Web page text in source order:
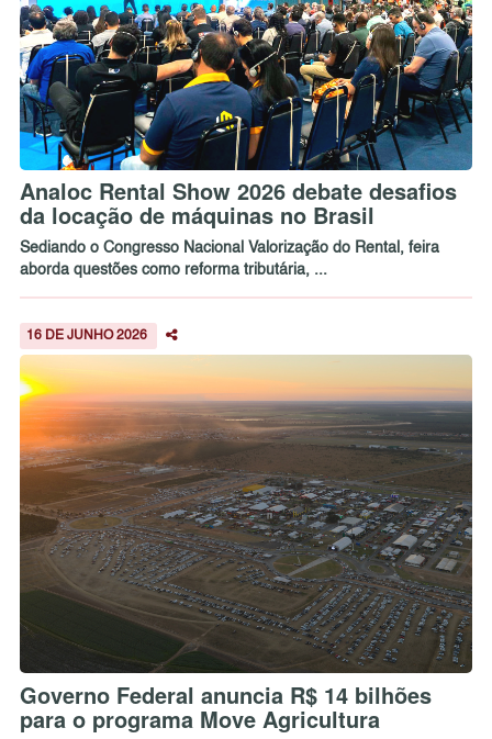
Analoc Rental Show 2026 debate desafios
da locação de máquinas no Brasil
Sediando o Congresso Nacional Valorização do Rental, feira
aborda questões como reforma tributária, ...
16 DE JUNHO 2026
Governo Federal anuncia R$ 14 bilhões
para o programa Move Agricultura